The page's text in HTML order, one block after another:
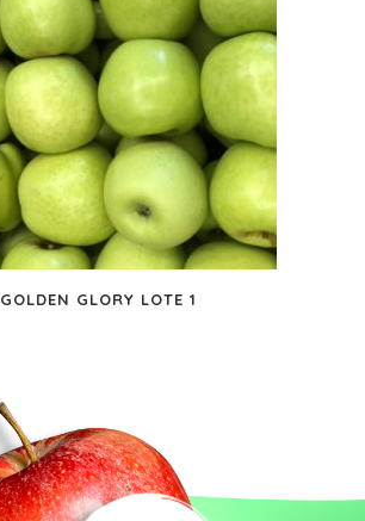
GOLDEN GLORY LOTE 1